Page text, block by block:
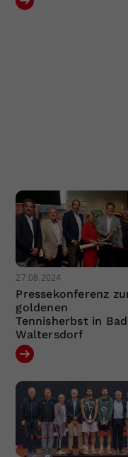
27.08.2024
Pressekonferenz
goldenen
Tennisherbst in Bad
Waltersdorf